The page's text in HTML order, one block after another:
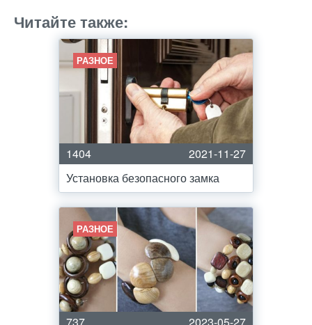
Читайте также:
РАЗНОЕ
1404
2021-11-27
Установка безопасного замка
РАЗНОЕ